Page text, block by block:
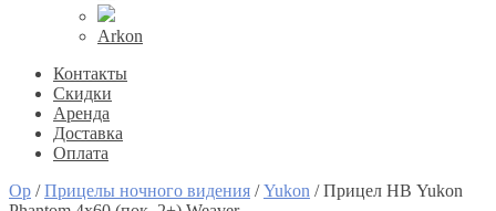
Arkon
Контакты
Скидки
Аренда
Доставка
Оплата
Op /Прицелы ночного видения /Yukon /Прицел НВ Yukon